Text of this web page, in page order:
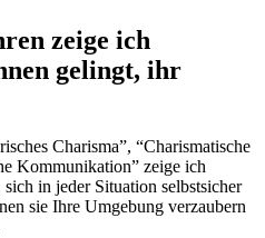
zeige ich
gelingt, ihr
Charisma”, “Charismatische
Kommunikation” zeige ich
sich in jeder Situation selbstsicher
sie Ihre Umgebung verzaubern